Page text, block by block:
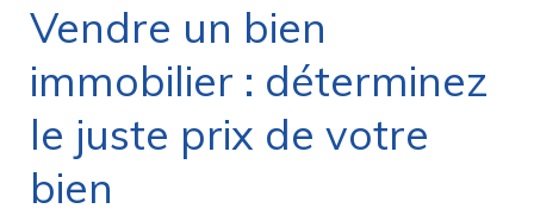
Vendre un bien
immobilier : déterminez
le juste prix de votre
bien